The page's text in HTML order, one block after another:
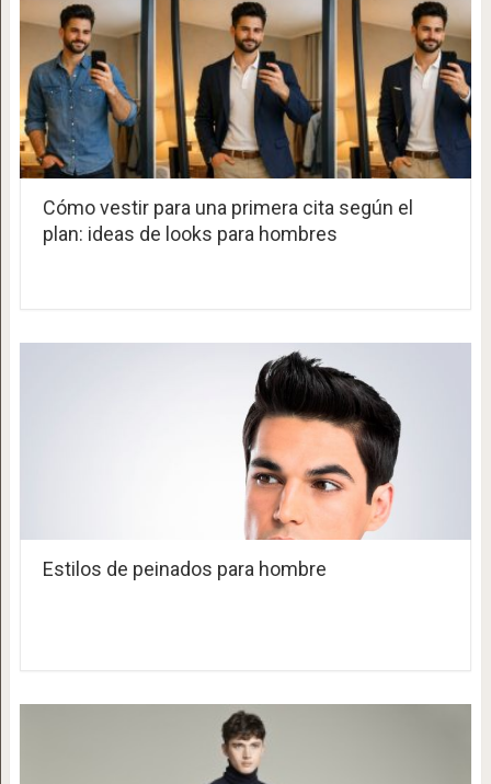
Cómo vestir para una primera cita según el
plan: ideas de looks para hombres
Estilos de peinados para hombre